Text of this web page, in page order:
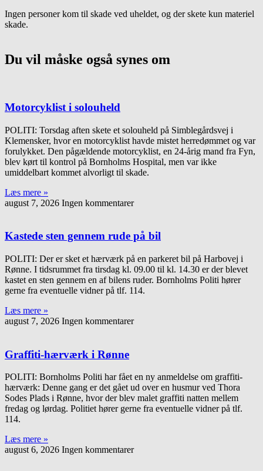
Ingen personer kom til skade ved uheldet, og der skete kun materiel
skade.
Du vil måske også synes om
Motorcyklist i solouheld
POLITI: Torsdag aften skete et solouheld på Simblegårdsvej i
Klemensker, hvor en motorcyklist havde mistet herredømmet og var
forulykket. Den pågældende motorcyklist, en 24-årig mand fra Fyn,
blev kørt til kontrol på Bornholms Hospital, men var ikke
umiddelbart kommet alvorligt til skade.
Læs mere »
august 7, 2026 Ingen kommentarer
Kastede sten gennem rude på bil
POLITI: Der er sket et hærværk på en parkeret bil på Harbovej i
Rønne. I tidsrummet fra tirsdag kl. 09.00 til kl. 14.30 er der blevet
kastet en sten gennem en af bilens ruder. Bornholms Politi hører
gerne fra eventuelle vidner på tlf. 114.
Læs mere »
august 7, 2026 Ingen kommentarer
Graffiti-hærværk i Rønne
POLITI: Bornholms Politi har fået en ny anmeldelse om graffiti-
hærværk: Denne gang er det gået ud over en husmur ved Thora
Sodes Plads i Rønne, hvor der blev malet graffiti natten mellem
fredag og lørdag. Politiet hører gerne fra eventuelle vidner på tlf.
114.
Læs mere »
august 6, 2026 Ingen kommentarer